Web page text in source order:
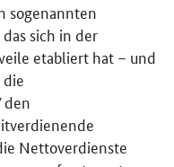
sogenannten
sich in der
etabliert hat – und
den
Nettoverdienste